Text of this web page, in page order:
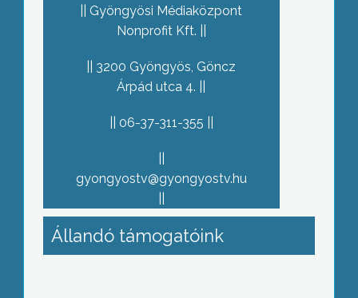
Gyöngyösi Médiaközpont
Nonprofit Kft.
3200 Gyöngyös, Göncz
Árpád utca 4.
06-37-311-355
gyongyostv@gyongyostv.hu
Állandó támogatóink